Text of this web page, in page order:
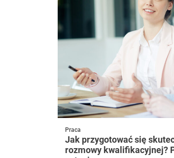
Praca
Jak przygotować się
rozmowy kwalifikacyjnej?